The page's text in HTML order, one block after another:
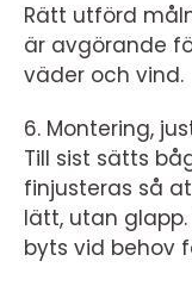
Rätt utförd
är avgörande
väder och vind.
6. Montering,
Till sist sätts
finjusteras så
lätt, utan
byts vid behov